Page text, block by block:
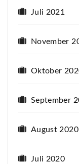
Juli 2021
November
Oktober
September
August 2020
Juli 2020